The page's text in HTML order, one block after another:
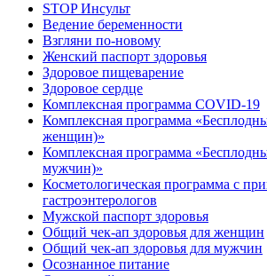
STOP Инсульт
Ведение беременности
Взгляни по-новому
Женский паспорт здоровья
Здоровое пищеварение
Здоровое сердце
Комплексная программа COVID-19
Комплексная программа
женщин)»
Комплексная программа
мужчин)»
Косметологическая программа с
гастроэнтерологов
Мужской паспорт здоровья
Общий чек-ап здоровья для женщин
Общий чек-ап здоровья для мужчин
Осознанное питание